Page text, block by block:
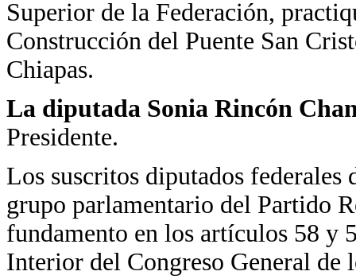
Superior de la Federación,
Construcción del Puente San
Chiapas.
La diputada Sonia Rincón
Presidente.
Los suscritos diputados
grupo parlamentario del Partido
fundamento en los artículos 58 y
Interior del Congreso General de